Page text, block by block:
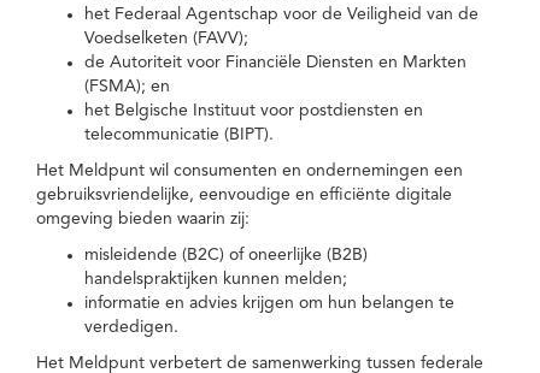
het Federaal Agentschap voor de Veiligheid van de
Voedselketen (FAVV);
de Autoriteit voor Financiële Diensten en Markten
(FSMA); en
het Belgische Instituut voor postdiensten en
telecommunicatie (BIPT).
Het Meldpunt wil consumenten en ondernemingen een
gebruiksvriendelijke, eenvoudige en efficiënte digitale
omgeving bieden waarin zij:
misleidende (B2C) of oneerlijke (B2B)
handelspraktijken kunnen melden;
informatie en advies krijgen om hun belangen te
verdedigen.
Het Meldpunt verbetert de samenwerking tussen federale